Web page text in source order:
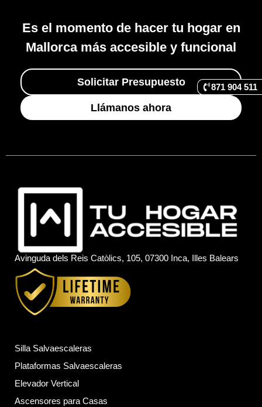
Es el momento de hacer tu hogar en
Mallorca más accesible y funcional
Solicitar Presupuesto
Llámanos ahora
Avinguda dels Reis Catòlics, 105, 07300 Inca, Illes Balears
Silla Salvaescaleras
Plataformas Salvaescaleras
Elevador Vertical
Ascensores para Casas
871 904 511